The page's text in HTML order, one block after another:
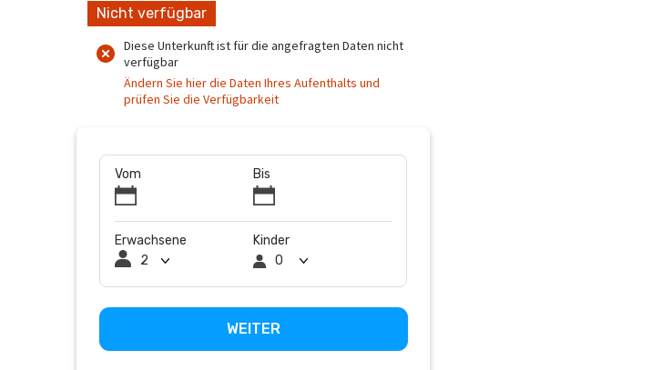
Nicht verfügbar
Diese Unterkunft ist für die angefragten Daten nicht
verfügbar
Ändern Sie hier die Daten Ihres Aufenthalts und
prüfen Sie die Verfügbarkeit
Vom Bis
Erwachsene Kinder